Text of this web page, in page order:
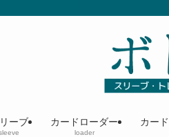
ーブ カードローダー
loader
カー